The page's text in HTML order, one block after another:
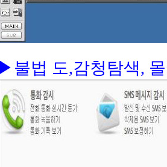
▶불법 도,감청탐색,